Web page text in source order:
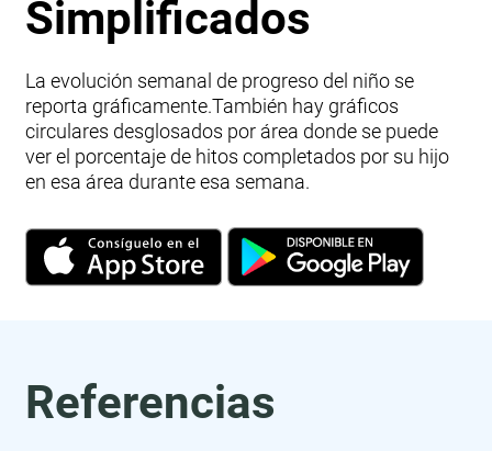
Simplificados
La evolución semanal de progreso del niño se
reporta gráficamente.También hay gráficos
circulares desglosados por área donde se puede
ver el porcentaje de hitos completados por su hijo
en esa área durante esa semana.
Referencias